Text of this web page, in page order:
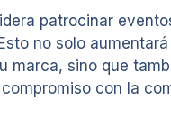
patrocinar
no solo aumentará
marca, sino que
con la